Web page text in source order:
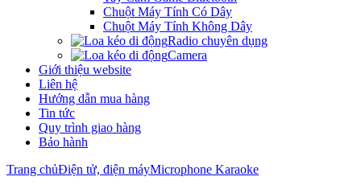
Chuột Máy Tính Có Dây
Chuột Máy Tính Không Dây
Radio chuyên dụng
Camera
Giới thiệu website
Liên hệ
Hướng dẫn mua hàng
Tin tức
Quy trình giao hàng
Bảo hành
Trang chủĐiện tử, điện máyMicrophone Karaoke